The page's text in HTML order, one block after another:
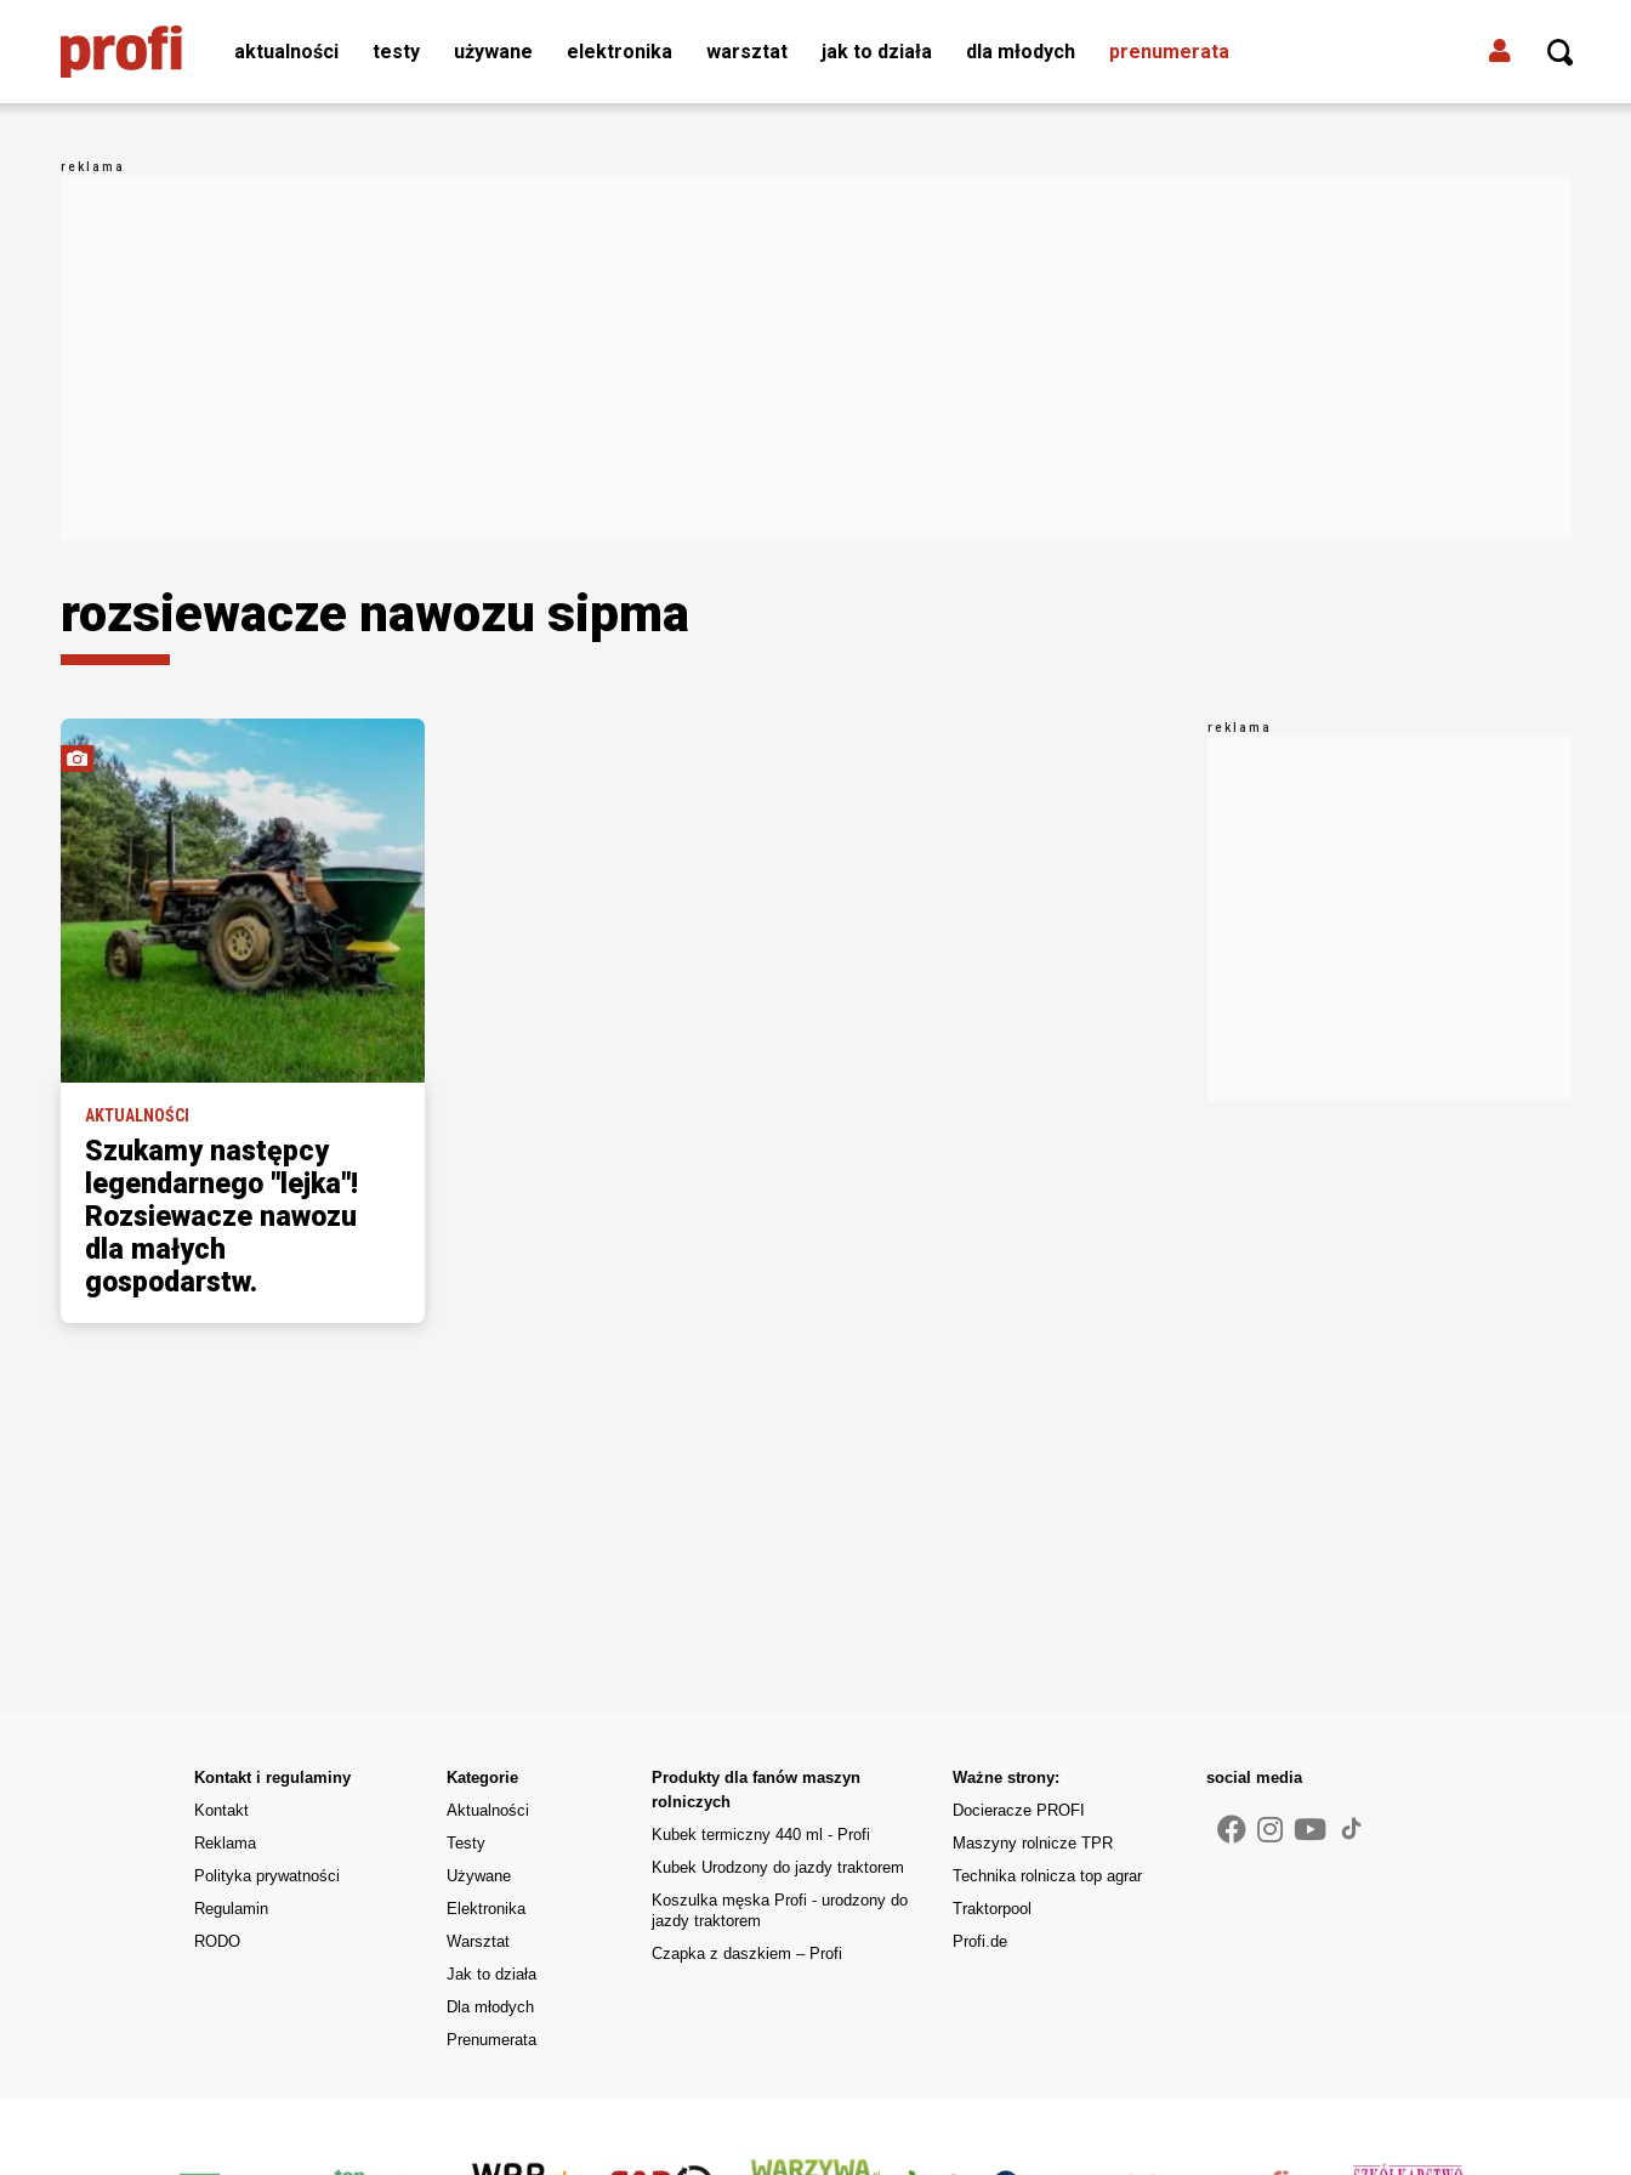
aktualności testy używane elektronika warsztat jak to działa dla młodych prenumerata
rozsiewacze nawozu sipma
AKTUALNOŚCI
Szukamy następcy
legendarnego "lejka"!
Rozsiewacze nawozu
dla małych
gospodarstw.
Kontakt i regulaminy
Kontakt
Reklama
Polityka prywatności
Regulamin
RODO
Kategorie
Aktualności
Testy
Używane
Elektronika
Warsztat
Jak to działa
Dla młodych
Prenumerata
Produkty dla fanów maszyn
rolniczych
Kubek termiczny 440 ml - Profi
Kubek Urodzony do jazdy traktorem
Koszulka męska Profi - urodzony do
jazdy traktorem
Czapka z daszkiem – Profi
Ważne strony:
Docieracze PROFI
Maszyny rolnicze TPR
Technika rolnicza top agrar
Traktorpool
Profi.de
social media